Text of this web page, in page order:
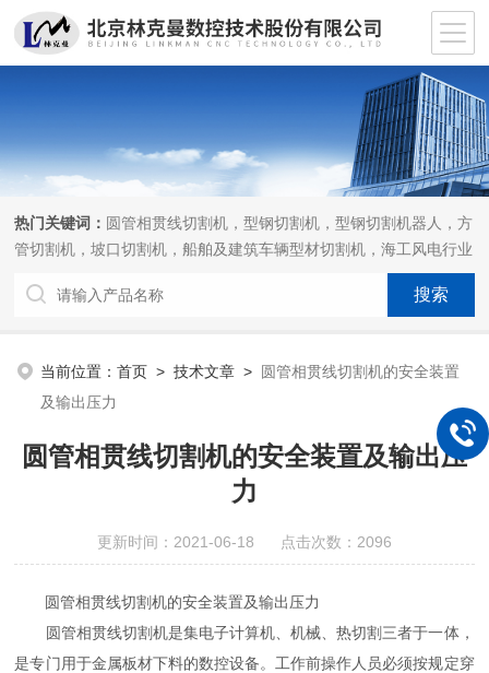
热门关键词： 圆管相贯线切割机，型钢切割机，型钢切割机器人，方
管切割机，坡口切割机，船舶及建筑车辆型材切割机，海工风电行业
当前位置：首页 >技术文章 > 圆管相贯线切割机的安全装置
及输出压力
圆管相贯线切割机的安全装置及输出压
力
更新时间：2021-06-18 点击次数：2096
圆管相贯线切割机的安全装置及输出压力
圆管相贯线切割机是集电子计算机、机械、热切割三者于一体，
是专门用于金属板材下料的数控设备。工作前操作人员必须按规定穿